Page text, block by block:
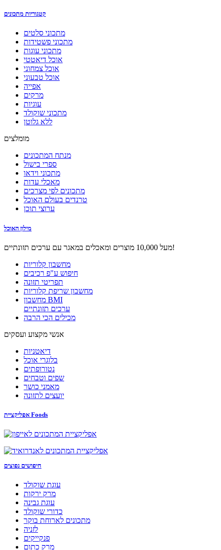
קטגוריות מתכונים
מתכוני סלטים
מתכוני פשטידות
מתכוני עוגות
אוכל דיאטטי
אוכל צמחוני
אוכל טבעוני
אפייה
מרקים
עוגיות
מתכוני שוקולד
ללא גלוטן
מומלצים
מנתח המתכונים
ספרי בישול
מתכוני וידאו
מאכלי עדות
מתכונים לפי מצרכים
טרנדים בעולם האוכל
ערוצי תוכן
מילון האוכל
מעל 10,000 מוצרים ומאכלים במאגר עם ערכים תזונתיים!
מחשבון קלוריות
חיפוש ע"פ רכיבים
תפריטי תזונה
מחשבון שריפת קלוריות
מחשבון BMI
ערכים תזונתיים
מכילים הכי הרבה
אנשי מקצוע ועסקים
דיאטניות
בלוגרי אוכל
נטורופתים
שפים וטבחים
מאמני כושר
יועצים לתזונה
אפליקציית Foods
חיפושים נפוצים
עוגת שוקולד
מרק ירקות
עוגת גבינה
כדורי שוקולד
מתכונים לארוחת בוקר
לזניה
פנקייקים
מרק כתום